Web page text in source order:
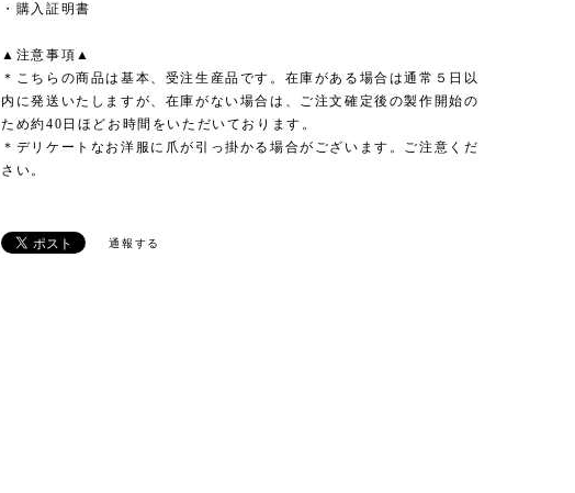
・購入証明書
▲注意事項▲
＊こちらの商品は基本、受注生産品です。在庫がある場合は通常５日以
内に発送いたしますが、在庫がない場合は、ご注文確定後の製作開始の
ため約40日ほどお時間をいただいております。
＊デリケートなお洋服に爪が引っ掛かる場合がございます。ご注意くだ
さい。
通報する